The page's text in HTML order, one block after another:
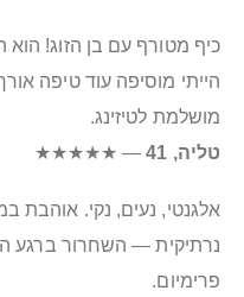
כיף מטורף עם בן הזוג! הוא
הייתי מוסיפה עוד טיפה
מושלמת לטיזינג.
טליה, 41
— ★★★★★
אלגנטי, נעים, נקי. אוהבת
נרתיקית — השחרור ברגע
פרימיום.